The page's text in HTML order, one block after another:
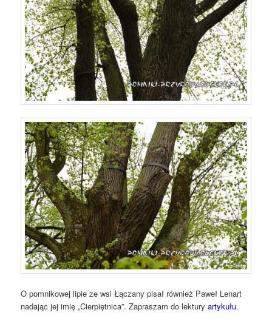
O pomnikowej lipie ze wsi Łączany pisał również Paweł Lenart
nadając jej imię „Cierpiętnica”. Zapraszam do lekturyartykułu.